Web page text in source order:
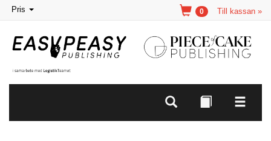
Toggle
navigation
Pris Till kassan »
0